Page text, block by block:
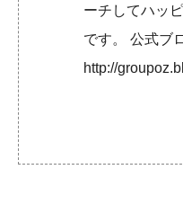
ーチしてハッ
です。 公式ブ
http://